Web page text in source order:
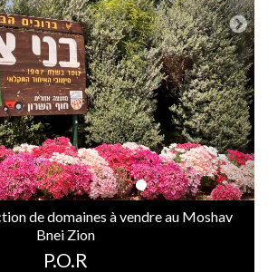
de domaines à vendre au Moshav
Bnei Zion
P.O.R